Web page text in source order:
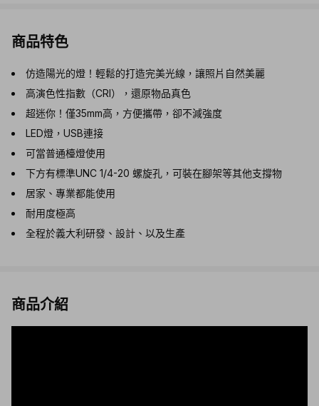
商品特色
仿造陽光的燈！輕鬆的打造完美光線，讓照片自然美麗
高演色性指數（CRI），還原物品真色
超迷你！僅35mm高，方便攜帶，卻不減強度
LED燈，USB連接
可當普通檯燈使用
下方有標準UNC 1/4-20 螺旋孔，可裝在腳架等其他支撐物
居家、專業都能使用
耐用度極高
全程於義大利研發、設計、以及生產
商品介紹